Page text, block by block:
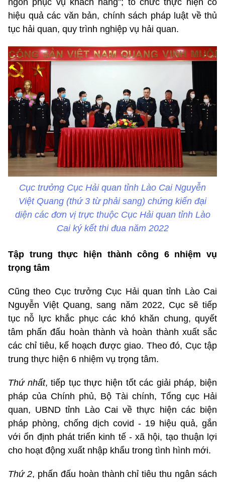
ngôn phục vụ khách hàng”; tổ chức thực hiện có
hiệu quả các văn bản, chính sách pháp luật về thủ
tục hải quan, quy trình nghiệp vụ hải quan.
Cục trưởng Cục Hải quan tỉnh Lào Cai Nguyễn
Việt Quang (thứ 3 từ phải sang) chứng kiến đại
diện các đơn vị trực thuộc Cục Hải quan tỉnh Lào
Cai ký kết thi đua năm 2022
Tập trung thực hiện thành công 6 nhiệm vụ
trọng tâm
Cũng theo Cục trưởng Cục Hải quan tỉnh Lào Cai
Nguyễn Việt Quang, sang năm 2022, Cục sẽ tiếp
tục nỗ lực khắc phục các khó khăn chung, quyết
tâm phấn đấu hoàn thành và hoàn thành xuất sắc
các chỉ tiêu, kế hoạch được giao. Theo đó, Cục tập
trung thực hiện 6 nhiệm vụ trọng tâm.
Thứ nhất, tiếp tục thực hiện tốt các giải pháp, biện
pháp của Chính phủ, Bộ Tài chính, Tổng cục Hải
quan, UBND tỉnh Lào Cai về thực hiện các biện
pháp phòng, chống dịch covid - 19 hiệu quả, gắn
với ổn định phát triển kinh tế - xã hội, tạo thuận lợi
cho hoạt động xuất nhập khẩu trong tình hình mới.
Thứ 2, phấn đấu hoàn thành chỉ tiêu thu ngân sách